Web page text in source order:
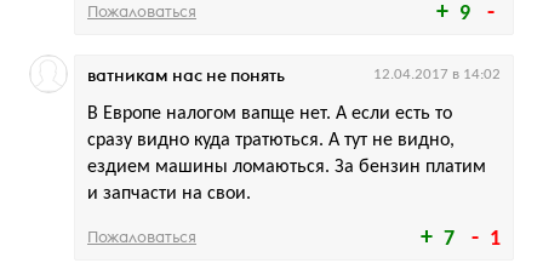
9
Пожаловаться
7 1
В Европе налогом вапще нет. А если есть то
сразу видно куда тратються. А тут не видно,
ездием машины ломаються. За бензин платим
и запчасти на свои.
ватникам нас не понять 12.04.2017 в 14:02
Пожаловаться